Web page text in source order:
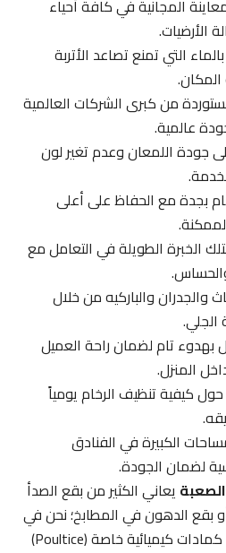
المجانية في كافة أحياء
التي تمنع تصاعد الأتربة
من كبرى الشركات العالمية
عالمية.
اللمعان وعدم تغير لون
مع الحفاظ على أعلى
الطويلة في التعامل مع
والباركيه من خلال
تام لضمان راحة العميل
المنزل.
كيفية تنظيف الرخام يومياً
الكبيرة في الفنادق
لضمان الجودة.
يعاني الكثير من بقع الصدأ
بقع الدهون في المطابخ؛ نحن في
كلين هوم سيرفس نستخدم كمادات كيميائية خاصة (Poultice)